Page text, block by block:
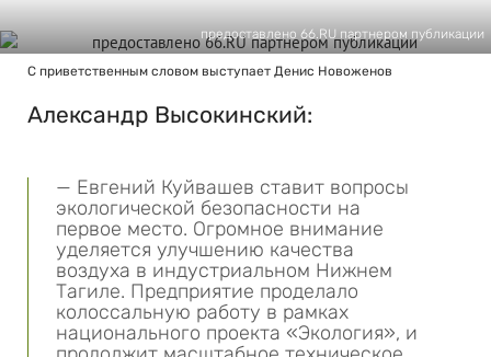
предоставлено 66.RU партнером публикации
С приветственным словом выступает Денис Новоженов
Александр Высокинский:
— Евгений Куйвашев ставит вопросы
экологической безопасности на
первое место. Огромное внимание
уделяется улучшению качества
воздуха в индустриальном Нижнем
Тагиле. Предприятие проделало
колоссальную работу в рамках
национального проекта «Экология», и